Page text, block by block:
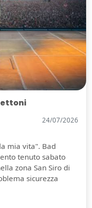
24/07/2026
mia vita". Bad
tenuto sabato
zona San Siro di
sicurezza